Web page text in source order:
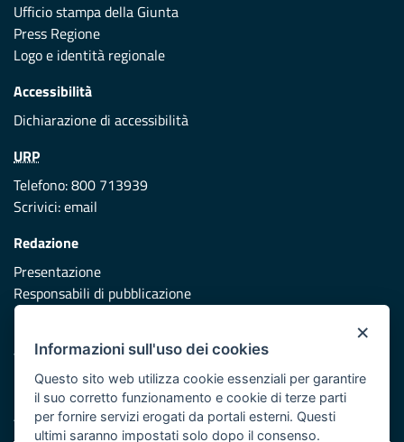
Ufficio stampa della Giunta
Press Regione
Logo e identità regionale
Accessibilità
Dichiarazione di accessibilità
URP
Telefono: 800 713939
Scrivici:email
Redazione
Presentazione
Responsabili di pubblicazione
Vai al sito di Protezione Civile Puglia
Iniziativa finanziata con risorse del POR Puglia 2014/2020 -
Asse XI
×
Informazioni sull'uso dei cookies
Questo sito web utilizza cookie essenziali per garantire
il suo corretto funzionamento e cookie di terze parti
per fornire servizi erogati da portali esterni. Questi
ultimi saranno impostati solo dopo il consenso.